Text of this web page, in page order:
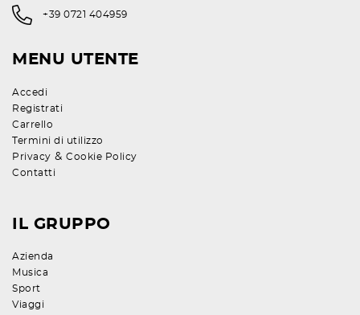
+39 0721 404959
MENU UTENTE
Accedi
Registrati
Carrello
Termini di utilizzo
Privacy & Cookie Policy
Contatti
IL GRUPPO
Azienda
Musica
Sport
Viaggi